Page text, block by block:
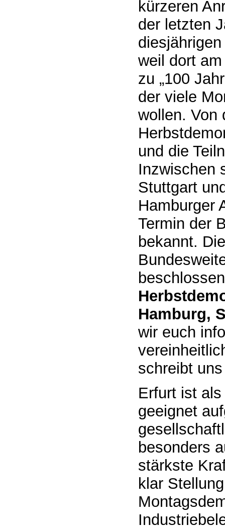
kürzeren
der letzten
weil dort
zu „100
der viele
wollen. Von
und die
Inzwischen
Stuttgart
Hamburger
Termin der
bekannt.
Hamburg,
wir euch
schreibt
Erfurt ist
geeignet
besonders
stärkste
klar